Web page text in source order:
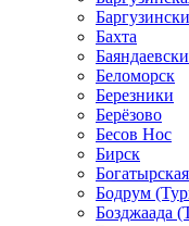
Бахта
Беломорск
Березники
Берёзово
Бесов Нос
Бирск
Бодрум
Бозджаада